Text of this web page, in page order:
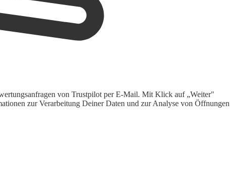
von Trustpilot per E-Mail. Mit Klick auf „Weiter"
zur Verarbeitung Deiner Daten und zur Analyse von Öffnungen